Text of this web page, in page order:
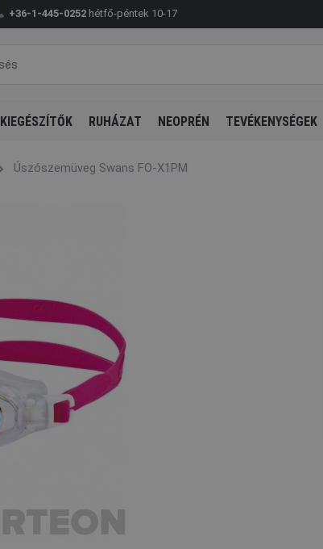
+36-1-445-0252 hétfő-péntek 10-17
KIEGÉSZÍTŐK RUHÁZAT NEOPRÉN TEVÉKENYSÉGEK
Úszószemüveg Swans FO-X1PM